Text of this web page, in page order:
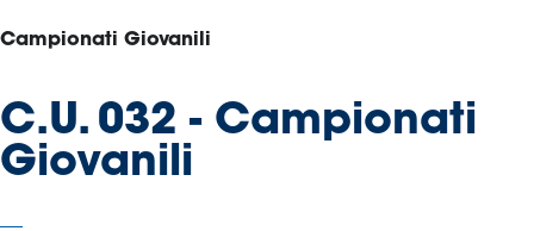
Tecnici
Paralimpico
Serie
Campionati Giovanili
C.U. 032 - Campionati
Giovanili